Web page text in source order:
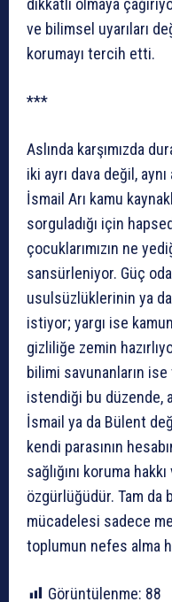
dikkatli olmaya
ve bilimsel uyarıları
korumayı tercih etti.
***
Aslında karşımızda
iki ayrı dava değil,
İsmail Arı kamu
sorguladığı için
çocuklarımızın ne
sansürleniyor. Güç
usulsüzlüklerinin ya da
istiyor; yargı ise
gizliliğe zemin
bilimi savunanların
istendiği bu düzende,
İsmail ya da Bülent
kendi parasının
sağlığını koruma
özgürlüğüdür. Tam da
mücadelesi sadece
toplumun nefes alma
Görüntülenme: 88